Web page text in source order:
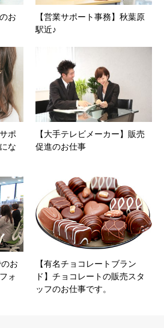
お
【営業サポート事務】秋葉原
駅近♪
ポ
な
【大手テレビメーカー】販売
促進のお仕事
のお
ォ
【有名チョコレートブラン
ド】チョコレートの販売スタ
ッフのお仕事です。